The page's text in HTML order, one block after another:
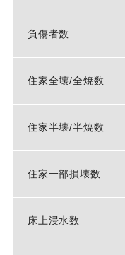
負傷者数
住家全壊/全焼数
住家半壊/半焼数
住家一部損壊数
床上浸水数